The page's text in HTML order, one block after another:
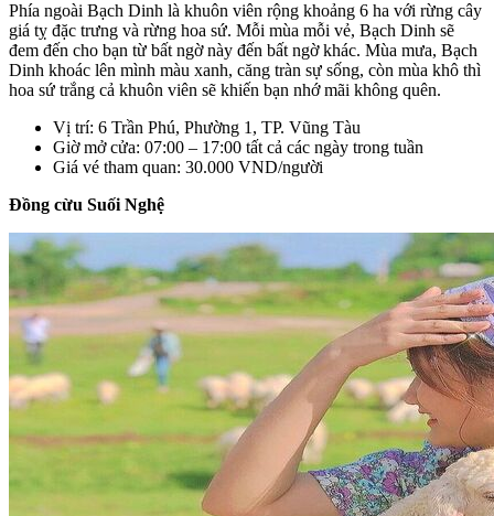
Phía ngoài Bạch Dinh là khuôn viên rộng khoảng 6 ha với rừng cây
giá tỵ đặc trưng và rừng hoa sứ. Mỗi mùa mỗi vẻ, Bạch Dinh sẽ
đem đến cho bạn từ bất ngờ này đến bất ngờ khác. Mùa mưa, Bạch
Dinh khoác lên mình màu xanh, căng tràn sự sống, còn mùa khô thì
hoa sứ trắng cả khuôn viên sẽ khiến bạn nhớ mãi không quên.
Vị trí: 6 Trần Phú, Phường 1, TP. Vũng Tàu
Giờ mở cửa: 07:00 – 17:00 tất cả các ngày trong tuần
Giá vé tham quan: 30.000 VND/người
Đồng cừu Suối Nghệ